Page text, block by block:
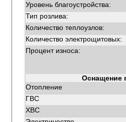
Уровень благоустройства:
Тип розлива:
Количество теплоузлов:
Количество электрощитовых:
Процент износа:
Оснащение
Отопление
ГВС
ХВС